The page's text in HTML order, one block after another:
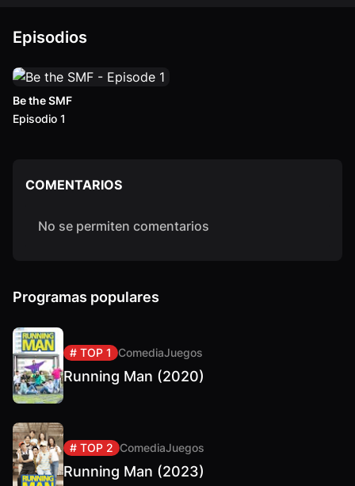
Episodios
Be the SMF
Episodio 1
COMENTARIOS
No se permiten comentarios
Programas populares
# TOP 1 ComediaJuegos
Running Man (2020)
# TOP 2 ComediaJuegos
Running Man (2023)